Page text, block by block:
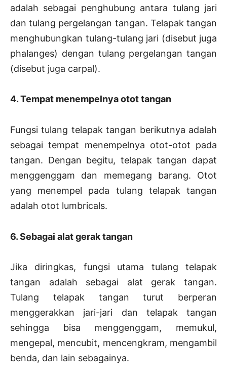
adalah sebagai penghubung antara tulang jari
dan tulang pergelangan tangan. Telapak tangan
menghubungkan tulang-tulang jari (disebut juga
phalanges) dengan tulang pergelangan tangan
(disebut juga carpal).
4. Tempat menempelnya otot tangan
Fungsi tulang telapak tangan berikutnya adalah
sebagai tempat menempelnya otot-otot pada
tangan. Dengan begitu, telapak tangan dapat
menggenggam dan memegang barang. Otot
yang menempel pada tulang telapak tangan
adalah otot lumbricals.
6. Sebagai alat gerak tangan
Jika diringkas, fungsi utama tulang telapak
tangan adalah sebagai alat gerak tangan.
Tulang telapak tangan turut berperan
menggerakkan jari-jari dan telapak tangan
sehingga bisa menggenggam, memukul,
mengepal, mencubit, mencengkram, mengambil
benda, dan lain sebagainya.